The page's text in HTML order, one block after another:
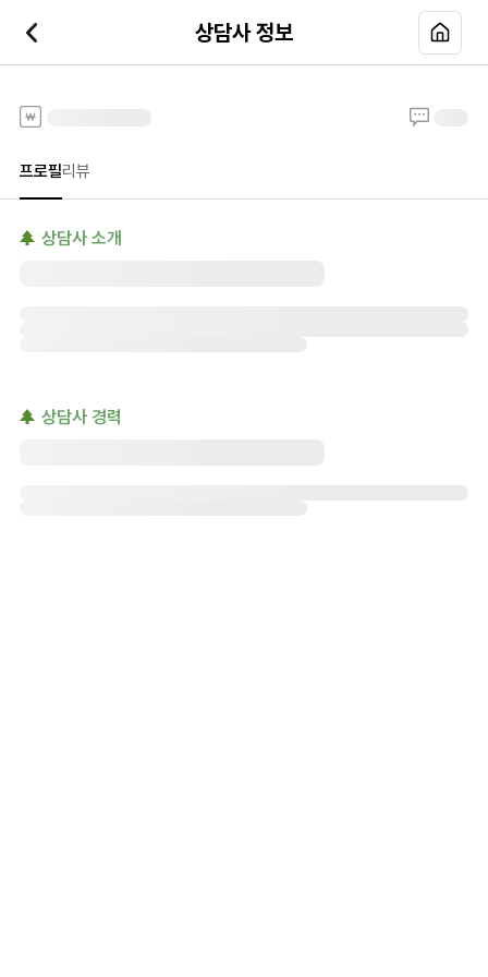
상담사 정보
프로필리뷰
상담사 소개
상담사 경력